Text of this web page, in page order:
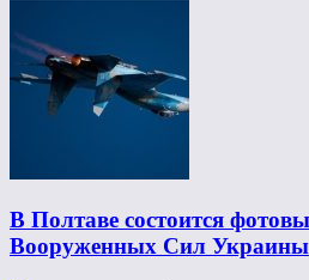
В Полтаве состоится
Вооруженных Сил Украины